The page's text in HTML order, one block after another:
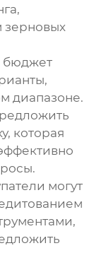
бюджет
диапазоне.
которая
могут